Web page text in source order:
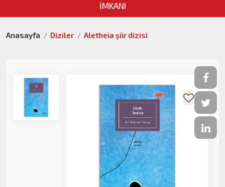
İMKANI
Anasayfa Diziler Aletheia şiir dizisi